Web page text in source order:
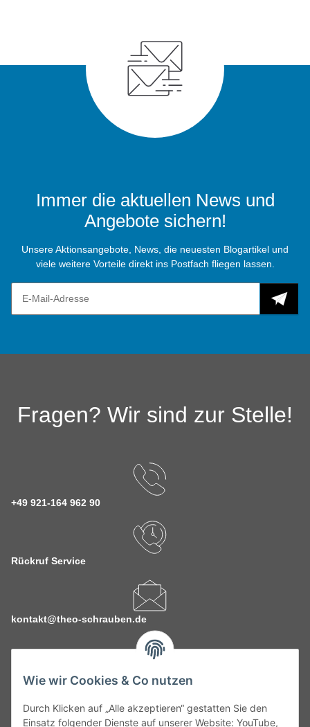
Wie wir Cookies & Co nutzen
Durch Klicken auf „Alle akzeptieren“ gestatten Sie den
Einsatz folgender Dienste auf unserer Website: YouTube,
Immer die aktuellen News und
Angebote sichern!
Unsere Aktionsangebote, News, die neuesten Blogartikel und
viele weitere Vorteile direkt ins Postfach fliegen lassen.
Fragen? Wir sind zur Stelle!
+49 921-164 962 90
Rückruf Service
kontakt@theo-schrauben.de
Service